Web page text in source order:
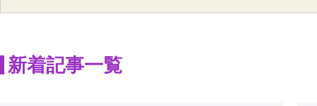
新着記事一覧